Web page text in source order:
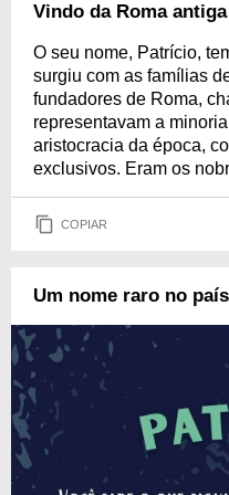
Vindo da Roma antiga
O seu nome, Patrício,
surgiu com as famílias
fundadores de Roma,
representavam a
aristocracia da época,
exclusivos. Eram os
COPIAR
Um nome raro no país